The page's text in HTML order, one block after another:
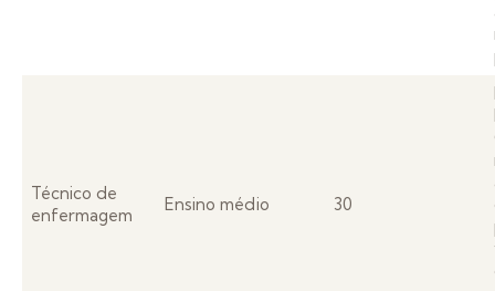
Técnico de
enfermagem
Ensino médio 30